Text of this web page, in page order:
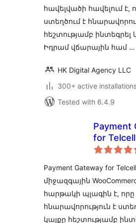
հավելվածի հավելում է,
ստեղծում է
հեշտությամբ ինտեգրել
Իդրամ վճարային համ …
HK Digital Agency LLC
300+ active
Tested with 6.4.9
Payment
for Telcell
Payment Gateway for
միջազգային
հարթակի պլագին է, որը
հնարավորություն է
կայքը հեշտությամբ